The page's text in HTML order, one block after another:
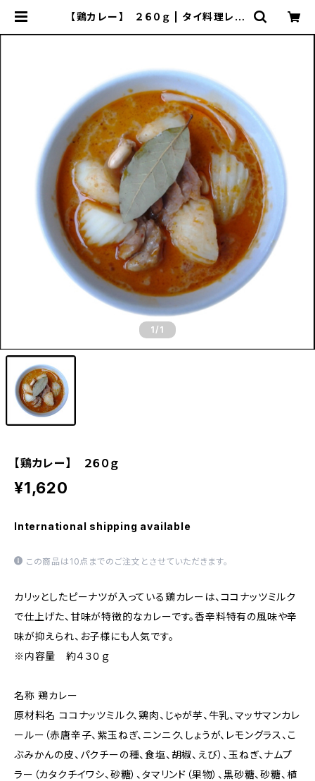
【鶏カレー】 ２６０ｇ | タイ料理レス
1 /1
【鶏カレー】 ２６０ｇ
¥1,620
International shipping available
この商品は10点までのご注文とさせていただきます。
カリッとしたピーナツが入っている鶏カレーは、ココナッツミルク
で仕上げた、甘味が特徴的なカレーです。香辛料特有の風味や辛
味が抑えられ、お子様にも人気です。
※内容量 約４３０ｇ
名称 鶏カレー
原材料名 ココナッツミルク、鶏肉、じゃが芋、牛乳、マッサマンカレ
ールー（赤唐辛子、紫玉ねぎ、ニンニク、しょうが、レモングラス、こ
ぶみかんの皮、パクチーの種、食塩、胡椒、えび）、玉ねぎ、ナムプ
ラー（カタクチイワシ、砂糖）、タマリンド（果物）、黒砂糖、砂糖、植